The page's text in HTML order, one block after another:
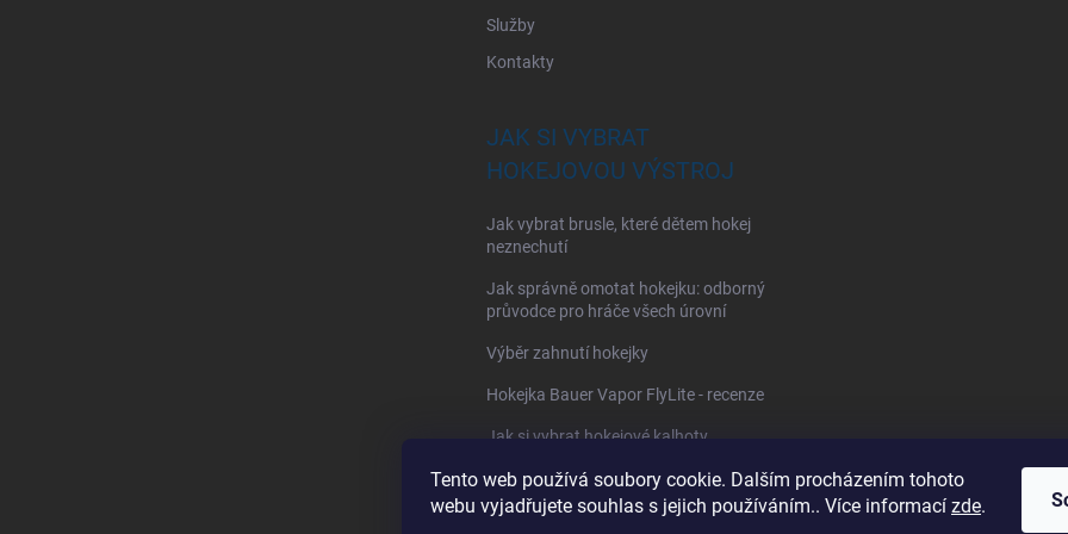
Tento web používá soubory cookie. Dalším procházením tohoto
webu vyjadřujete souhlas s jejich používáním.. Více informací zde.
Služby
Kontakty
JAK SI VYBRAT
HOKEJOVOU VÝSTROJ
Jak vybrat brusle, které dětem hokej
neznechutí
Jak správně omotat hokejku: odborný
průvodce pro hráče všech úrovní
Výběr zahnutí hokejky
Hokejka Bauer Vapor FlyLite - recenze
Jak si vybrat hokejové kalhoty
Jak si vybrat hokejové chrániče ramen?